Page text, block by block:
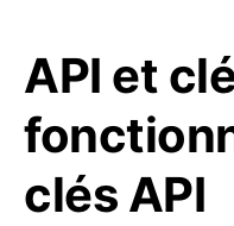
API et
clés API